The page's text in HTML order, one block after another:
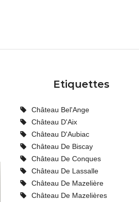
Etiquettes
Château Bel'Ange
Château D'Aix
Château D'Aubiac
Château De Biscay
Château De Conques
Château De Lassalle
Château De Mazelière
Château De Mazelières